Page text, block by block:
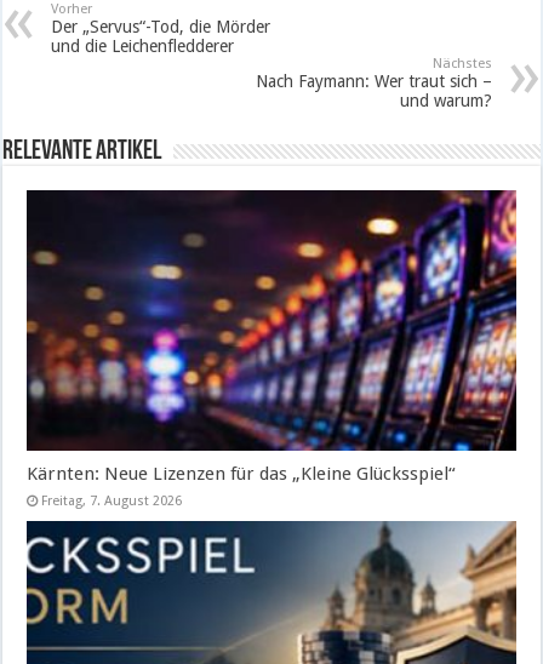
Vorher
Der „Servus“-Tod, die Mörder
und die Leichenfledderer
Nächstes
Nach Faymann: Wer traut sich –
und warum?
Relevante Artikel
Kärnten: Neue Lizenzen für das „Kleine Glücksspiel“
Freitag, 7. August 2026